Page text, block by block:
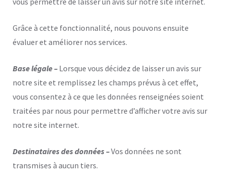
Grâce à cette fonctionnalité, nous pouvons ensuite
évaluer et améliorer nos services.
Base légale – Lorsque vous décidez de laisser un avis sur
notre site et remplissez les champs prévus à cet effet,
vous consentez à ce que les données renseignées soient
traitées par nous pour permettre d’afficher votre avis sur
notre site internet.
Destinataires des données –Vos données ne sont
transmises à aucun tiers.